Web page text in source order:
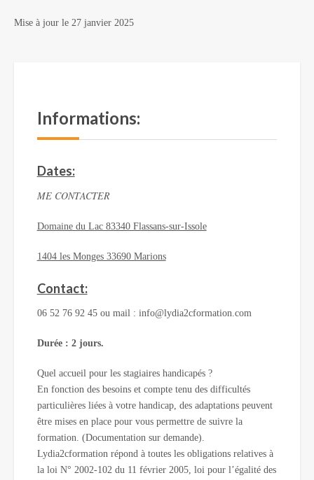
Mise à jour le 27 janvier 2025
Informations:
Dates:
ME CONTACTER
Domaine du Lac 83340 Flassans-sur-Issole
1404 les Monges 33690 Marions
Contact:
06 52 76 92 45 ou mail : info@lydia2cformation.com
Durée : 2 jours.
Quel accueil pour les stagiaires handicapés ?
En fonction des besoins et compte tenu des difficultés
particulières liées à votre handicap, des adaptations peuvent
être mises en place pour vous permettre de suivre la
formation. (Documentation sur demande).
Lydia2cformation répond à toutes les obligations relatives à
la loi N° 2002-102 du 11 février 2005, loi pour l’égalité des